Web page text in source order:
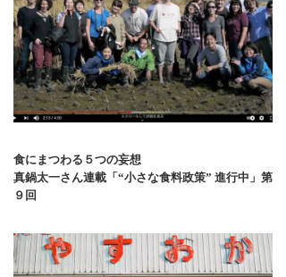
食にまつわる５つの妄想
真鍋太一さん連載「“小さな食料政策” 進行中」第
９回